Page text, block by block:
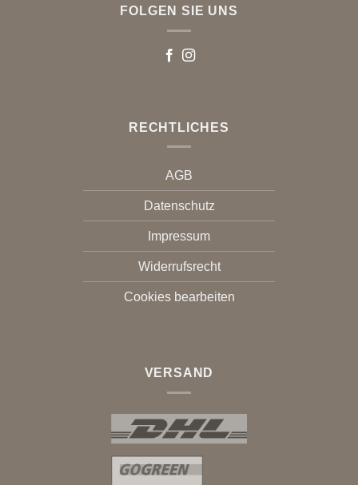
FOLGEN SIE UNS
RECHTLICHES
AGB
Datenschutz
Impressum
Widerrufsrecht
Cookies bearbeiten
VERSAND